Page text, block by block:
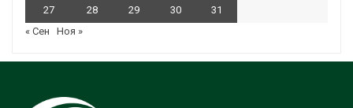
27 28 29 30
31
« Сен
Ноя »